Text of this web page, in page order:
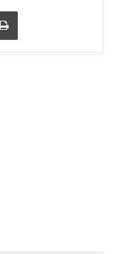
Imprimir